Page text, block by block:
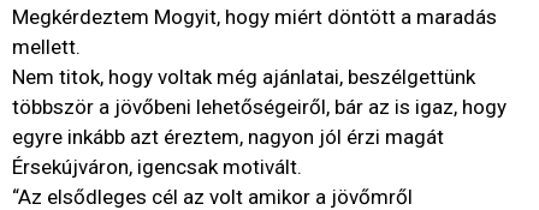
Megkérdeztem Mogyit, hogy miért döntött a maradás
mellett.
Nem titok, hogy voltak még ajánlatai, beszélgettünk
többször a jövőbeni lehetőségeiről, bár az is igaz, hogy
egyre inkább azt éreztem, nagyon jól érzi magát
Érsekújváron, igencsak motivált.
“Az elsődleges cél az volt amikor a jövőmről